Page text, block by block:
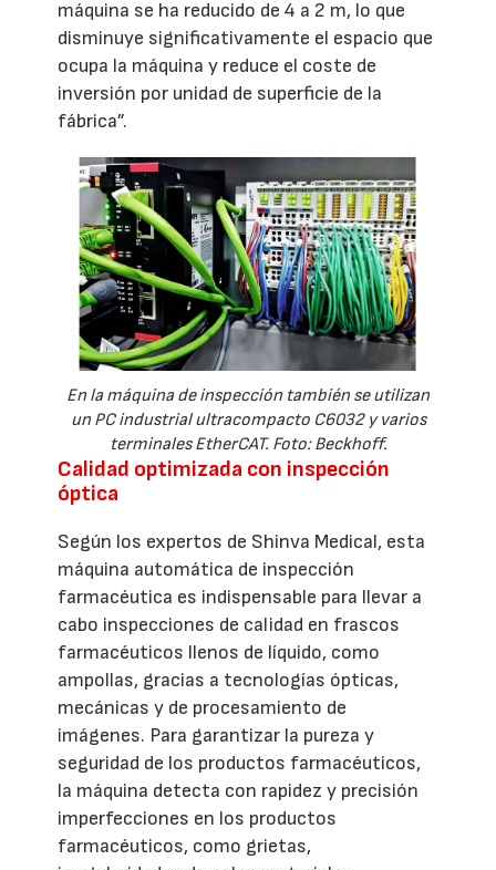
máquina se ha reducido de 4 a 2 m, lo que
disminuye significativamente el espacio que
ocupa la máquina y reduce el coste de
inversión por unidad de superficie de la
fábrica”.
En la máquina de inspección también se utilizan
un PC industrial ultracompacto C6032 y varios
terminales EtherCAT. Foto: Beckhoff.
Calidad optimizada con inspección
óptica
Según los expertos de Shinva Medical, esta
máquina automática de inspección
farmacéutica es indispensable para llevar a
cabo inspecciones de calidad en frascos
farmacéuticos llenos de líquido, como
ampollas, gracias a tecnologías ópticas,
mecánicas y de procesamiento de
imágenes. Para garantizar la pureza y
seguridad de los productos farmacéuticos,
la máquina detecta con rapidez y precisión
imperfecciones en los productos
farmacéuticos, como grietas,